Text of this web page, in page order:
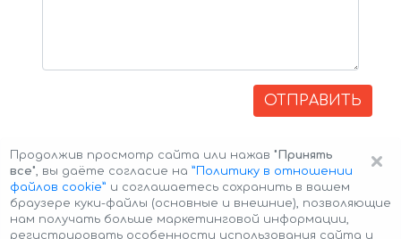
ОТПРАВИТЬ
×
Продолжив просмотр сайта или нажав "Принять
все", вы даёте согласие на ”Политику в отношении
файлов cookie” и соглашаетесь сохранить в вашем
браузере куки-файлы (основные и внешние), позволяющие
нам получать больше маркетинговой информации,
регистрировать особенности использования сайта и